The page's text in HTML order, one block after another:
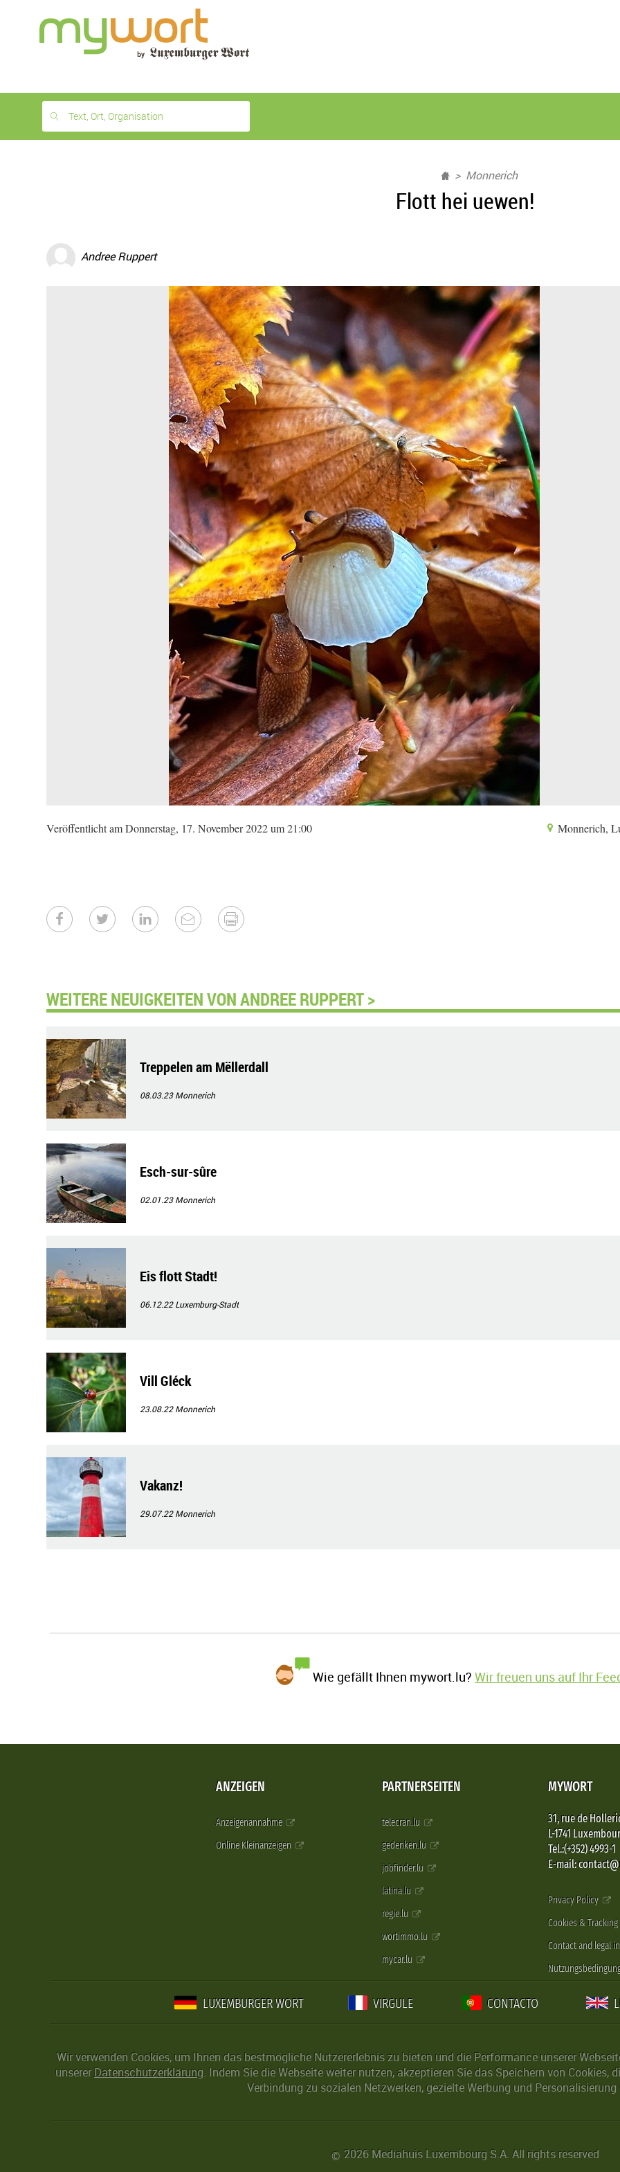
month
free
Text, Ort, Organisation
Monnerich
Flott hei uewen!
Andree Ruppert
Veröffentlicht am Donnerstag, 17. November 2022 um 21:00 Monnerich,
WEITERE NEUIGKEITEN VON ANDREE RUPPERT >
Treppelen am Mëllerdall
08.03.23Monnerich
Esch-sur-sûre
02.01.23Monnerich
Eis flott Stadt!
06.12.22Luxemburg-Stadt
Vill Gléck
23.08.22Monnerich
Vakanz!
29.07.22Monnerich
Wie gefällt Ihnen mywort.lu?Wir freuen uns auf Ihr
ANZEIGEN
Anzeigenannahme
Online Kleinanzeigen
PARTNERSEITEN
telecran.lu
gedenken.lu
jobfinder.lu
latina.lu
regie.lu
wortimmo.lu
mycar.lu
MYWORT
31, rue de
L-1741
Tel.:(+352) 4993-1
E-mail:
Privacy Policy
Cookies & Tracking
Contact and legal
LUXEMBURGER WORT VIRGULE CONTACTO
Wir verwenden Cookies, um Ihnen das bestmögliche Nutzererlebnis zu bieten und die Performance unserer
unserer Datenschutzerklärung. Indem Sie die Webseite weiter nutzen, akzeptieren Sie das Speichern von
Verbindung zu sozialen Netzwerken, gezielte Werbung und
© 2026 Mediahuis Luxembourg S.A. All rights reserved